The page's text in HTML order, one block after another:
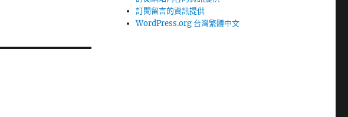
訂閱留言的資訊提供
WordPress.org 台灣繁體中文